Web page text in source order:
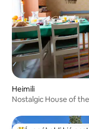
Heimili
Nostalgic House of